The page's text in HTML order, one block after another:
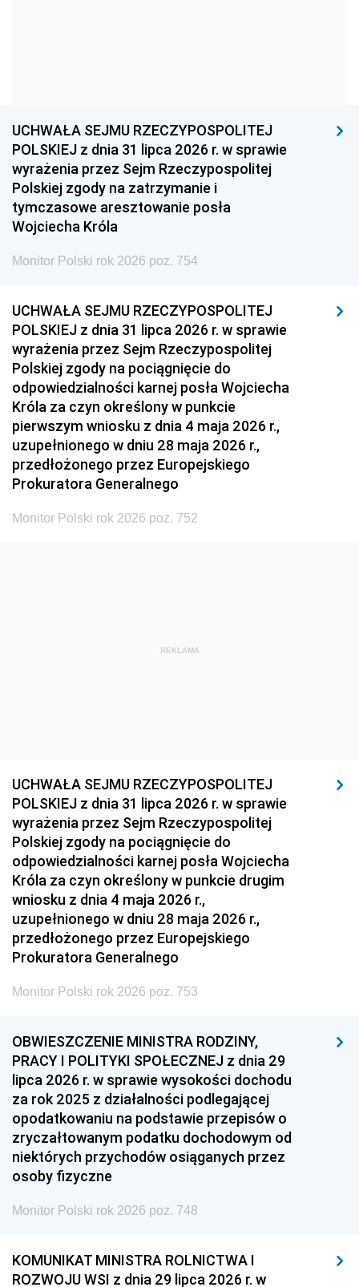
1954 1953 1952
1951 1950 1949
1948 1947
1939
UCHWAŁA SEJMU RZECZYPOSPOLITEJ
POLSKIEJ z dnia 31 lipca 2026 r. w sprawie
wyrażenia przez Sejm Rzeczypospolitej
Polskiej zgody na zatrzymanie i
tymczasowe aresztowanie posła
Wojciecha Króla
Monitor Polski rok 2026 poz. 754
UCHWAŁA SEJMU RZECZYPOSPOLITEJ
POLSKIEJ z dnia 31 lipca 2026 r. w sprawie
wyrażenia przez Sejm Rzeczypospolitej
Polskiej zgody na pociągnięcie do
odpowiedzialności karnej posła Wojciecha
Króla za czyn określony w punkcie
pierwszym wniosku z dnia 4 maja 2026 r.,
uzupełnionego w dniu 28 maja 2026 r.,
przedłożonego przez Europejskiego
Prokuratora Generalnego
Monitor Polski rok 2026 poz. 752
REKLAMA
UCHWAŁA SEJMU RZECZYPOSPOLITEJ
POLSKIEJ z dnia 31 lipca 2026 r. w sprawie
wyrażenia przez Sejm Rzeczypospolitej
Polskiej zgody na pociągnięcie do
odpowiedzialności karnej posła Wojciecha
Króla za czyn określony w punkcie drugim
wniosku z dnia 4 maja 2026 r.,
uzupełnionego w dniu 28 maja 2026 r.,
przedłożonego przez Europejskiego
Prokuratora Generalnego
Monitor Polski rok 2026 poz. 753
OBWIESZCZENIE MINISTRA RODZINY,
PRACY I POLITYKI SPOŁECZNEJ z dnia 29
lipca 2026 r. w sprawie wysokości dochodu
za rok 2025 z działalności podlegającej
opodatkowaniu na podstawie przepisów o
zryczałtowanym podatku dochodowym od
niektórych przychodów osiąganych przez
osoby fizyczne
Monitor Polski rok 2026 poz. 748
KOMUNIKAT MINISTRA ROLNICTWA I
ROZWOJU WSI z dnia 29 lipca 2026 r. w